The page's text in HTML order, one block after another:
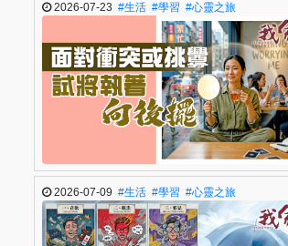
2026-07-23 #生活 #學習 #心靈之旅
2026-07-09 #生活 #學習 #心靈之旅